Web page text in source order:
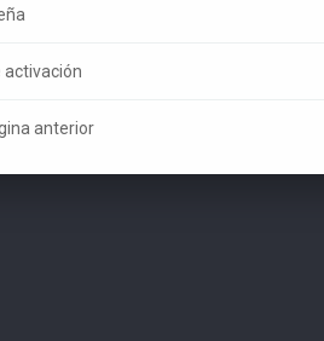
activación
anterior